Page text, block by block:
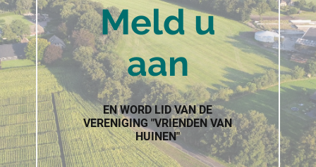
Meld u
aan
EN WORD LID VAN DE
VERENIGING "VRIENDEN VAN
HUINEN"